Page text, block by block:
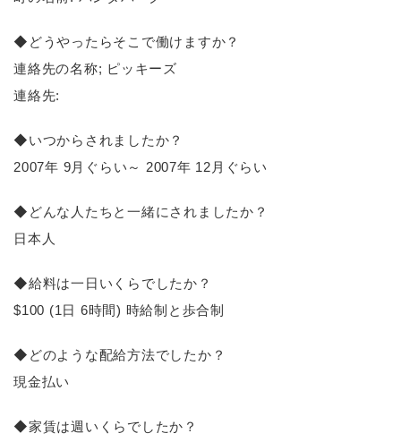
◆どうやったらそこで働けますか？
連絡先の名称; ピッキーズ
連絡先:
◆いつからされましたか？
2007年 9月ぐらい～ 2007年 12月ぐらい
◆どんな人たちと一緒にされましたか？
日本人
◆給料は一日いくらでしたか？
$100 (1日 6時間) 時給制と歩合制
◆どのような配給方法でしたか？
現金払い
◆家賃は週いくらでしたか？